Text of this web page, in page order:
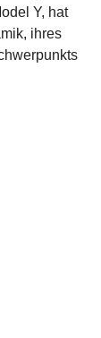
Y, hat
ihres